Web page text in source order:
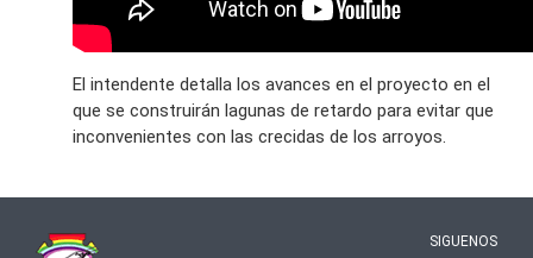
El intendente detalla los avances en el proyecto en el
que se construirán lagunas de retardo para evitar que
inconvenientes con las crecidas de los arroyos.
SIGUENOS